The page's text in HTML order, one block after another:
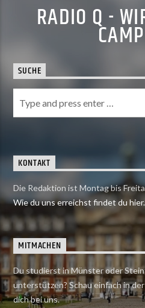
RADIO Q -
SUCHE
KONTAKT
Die Redaktion ist Montag bis
Wie du uns erreichst findet du hier.
MITMACHEN
Du studierst in Münster oder
unterstützen? Schau einfach in
dich bei uns.